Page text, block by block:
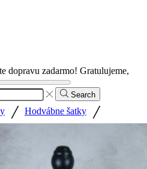
dopravu zadarmo! Gratulujeme,
Search
/ Hodvábne šatky /